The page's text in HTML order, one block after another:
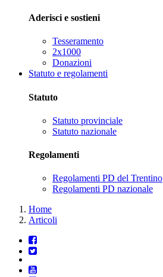
Aderisci e sostieni
Tesseramento
2x1000
Donazioni
Statuto e regolamenti
Statuto
Statuto provinciale
Statuto nazionale
Regolamenti
Regolamenti PD del Trentino
Regolamenti PD nazionale
Home
Articoli